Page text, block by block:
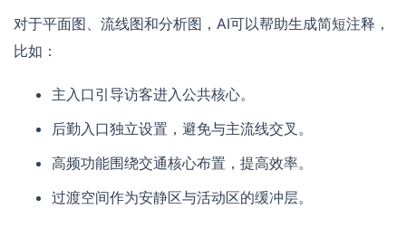
对于平面图、流线图和分析图，AI可以帮助生成简短注释，
比如：
主入口引导访客进入公共核心。
后勤入口独立设置，避免与主流线交叉。
高频功能围绕交通核心布置，提高效率。
过渡空间作为安静区与活动区的缓冲层。